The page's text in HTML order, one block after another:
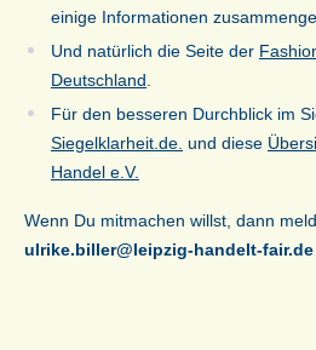
einige Informationen
Und natürlich die Seite der
Deutschland
Für den besseren Durchblick im
Siegelklarheit.de. und diese
Handel e.V.
Wenn Du mitmachen willst, dann
ulrike.biller@leipzig-handelt-fair.de